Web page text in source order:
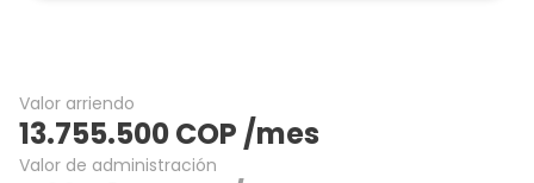
Valor arriendo
13.755.500COP /mes
Valor de administración